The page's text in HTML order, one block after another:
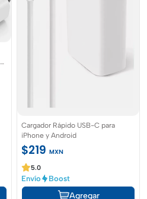
Cargador Rápido USB-C para
iPhone y Android
$219 MXN
5.0
Envío Boost
Agregar